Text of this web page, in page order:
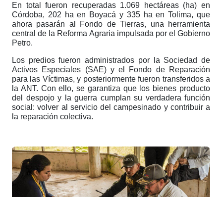
En total fueron recuperadas 1.069 hectáreas (ha) en
Córdoba, 202 ha en Boyacá y 335 ha en Tolima, que
ahora pasarán al Fondo de Tierras, una herramienta
central de la Reforma Agraria impulsada por el Gobierno
Petro.
Los predios fueron administrados por la Sociedad de
Activos Especiales (SAE) y el Fondo de Reparación
para las Víctimas, y posteriormente fueron transferidos a
la ANT. Con ello, se garantiza que los bienes producto
del despojo y la guerra cumplan su verdadera función
social: volver al servicio del campesinado y contribuir a
la reparación colectiva.